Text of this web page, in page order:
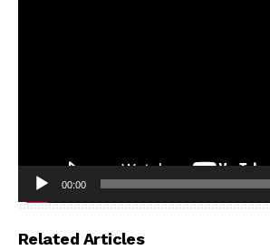
Player
00:00
Related Articles